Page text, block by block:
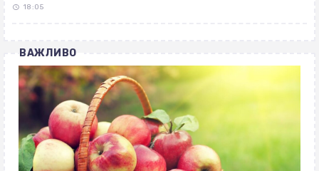
18:05
ВАЖЛИВО